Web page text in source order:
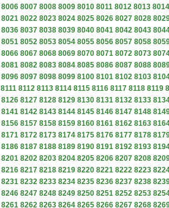
8006 8007 8008 8009 8010 8011 8012 8013 8014
8021 8022 8023 8024 8025 8026 8027 8028
8036 8037 8038 8039 8040 8041 8042 8043
8051 8052 8053 8054 8055 8056 8057 8058
8066 8067 8068 8069 8070 8071 8072 8073
8081 8082 8083 8084 8085 8086 8087 8088
8096 8097 8098 8099 8100 8101 8102 8103
8111 8112 8113 8114 8115 8116 8117 8118 8119
8126 8127 8128 8129 8130 8131 8132 8133
8141 8142 8143 8144 8145 8146 8147 8148
8156 8157 8158 8159 8160 8161 8162 8163
8171 8172 8173 8174 8175 8176 8177 8178
8186 8187 8188 8189 8190 8191 8192 8193
8201 8202 8203 8204 8205 8206 8207 8208
8216 8217 8218 8219 8220 8221 8222 8223
8231 8232 8233 8234 8235 8236 8237 8238
8246 8247 8248 8249 8250 8251 8252 8253
8261 8262 8263 8264 8265 8266 8267 8268